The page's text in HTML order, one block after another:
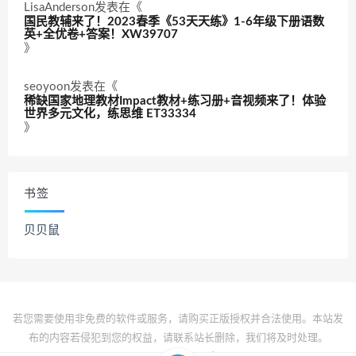
LisaAnderson发表在《
国民教辅来了！2023春季《53天天练》1-6年级下册语数
英+全优卷+答案！XW39707
》
seoyoon发表在《
稀缺国家地理教材Impact教材+练习册+音视频来了！体验
世界多元文化，练思维 ET33334
》
书签
贝贝鼠
若您需要使用非免费的软件或服务，请购买正版授权并合法使用。本站发
布的内容若侵犯到您的权益，请联系站长删除，我们将及时处理。